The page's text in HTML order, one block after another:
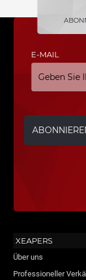
E-MAIL
XEAPERS
Über uns
Professioneller